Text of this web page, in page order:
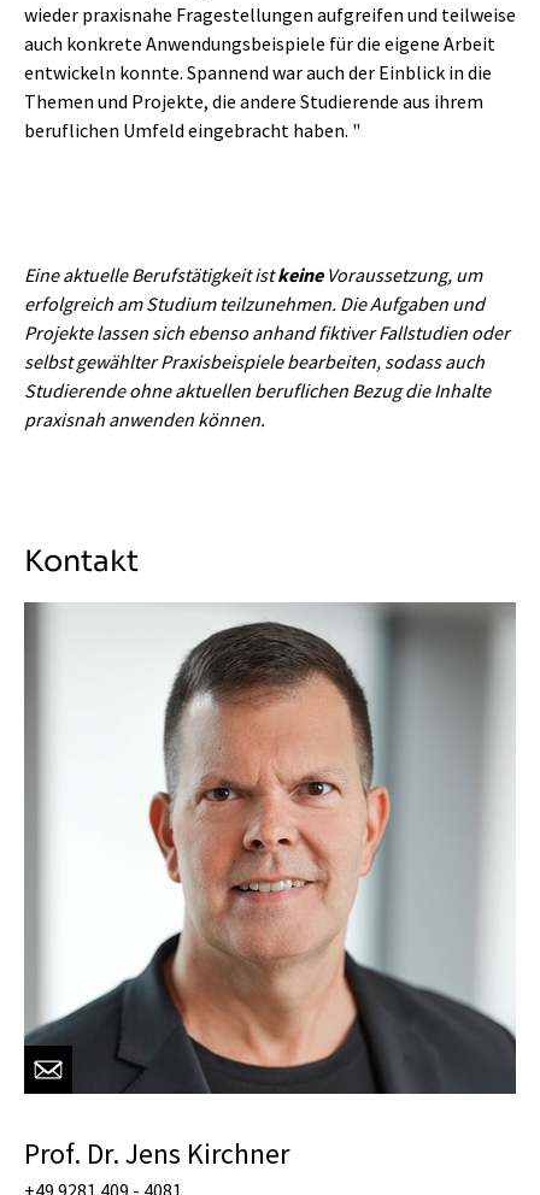
wieder praxisnahe Fragestellungen aufgreifen und teilweise
auch konkrete Anwendungsbeispiele für die eigene Arbeit
entwickeln konnte. Spannend war auch der Einblick in die
Themen und Projekte, die andere Studierende aus ihrem
beruflichen Umfeld eingebracht haben. "
Eine aktuelle Berufstätigkeit istkeine Voraussetzung, um
erfolgreich am Studium teilzunehmen. Die Aufgaben und
Projekte lassen sich ebenso anhand fiktiver Fallstudien oder
selbst gewählter Praxisbeispiele bearbeiten, sodass auch
Studierende ohne aktuellen beruflichen Bezug die Inhalte
praxisnah anwenden können.
Kontakt
Prof. Dr. Jens Kirchner
+49 9281 409 - 4081